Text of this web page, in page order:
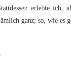
erlebte ich,
ganz; so, wie es